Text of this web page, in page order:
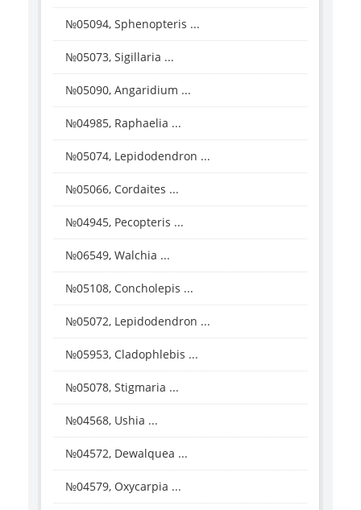
№05094, Sphenopteris ...
№05073, Sigillaria ...
№05090, Angaridium ...
№04985, Raphaelia ...
№05074, Lepidodendron ...
№05066, Cordaites ...
№04945, Pecopteris ...
№06549, Walchia ...
№05108, Concholepis ...
№05072, Lepidodendron ...
№05953, Cladophlebis ...
№05078, Stigmaria ...
№04568, Ushia ...
№04572, Dewalquea ...
№04579, Oxycarpia ...